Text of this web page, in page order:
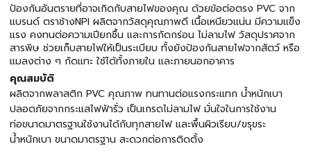
ป้องกันอันตรายที่อาจเกิดกับสายไฟของคุณ ด้วยข้อต่อตรง PVC จาก
แบรนด์ ตราช้างNPI ผลิตจากวัสดุคุณภาพดี เนื้อเหนียวแน่น มีความแข็ง
แรง คงทนต่อความเปียกชื้น และการกัดกร่อน ไม่ลามไฟ วัสดุปราศจาก
สารพิษ ช่วยเก็บสายไฟให้เป็นระเบียบ ทั้งยังป้องกันสายไฟจากสัตว์ หรือ
แมลงต่าง ๆ กัดแทะ ใช้ได้ทั้งภายใน และภายนอกอาคาร
คุณสมบัติ
ผลิตจากพลาสติก PVC คุณภาพ ทนทานต่อแรงกระแทก น้ำหนักเบา
ปลอดภัยจากกระแสไฟฟ้ารั่ว เป็นเกรดไม่ลามไฟ มั่นใจในการใช้งาน
ท่อขนาดมาตรฐานใช้งานได้กับทุกสายไฟ และพื้นผิวเรียบ/ขรุขระ
น้ำหนักเบา ขนาดมาตรฐาน สะดวกต่อการติดตั้ง